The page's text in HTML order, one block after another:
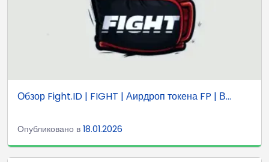
Обзор Fight.ID | FIGHT | Аирдроп токена FP | В...
Опубликовано в 18.01.2026